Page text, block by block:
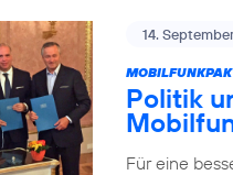
14.
Politik
Für eine